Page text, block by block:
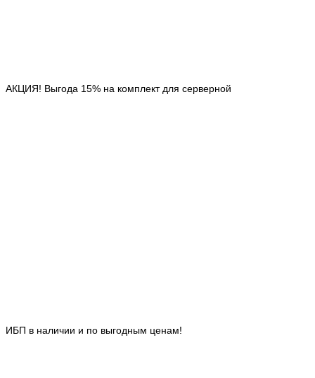
АКЦИЯ! Выгода 15% на комплект для серверной
ИБП в наличии и по выгодным ценам!